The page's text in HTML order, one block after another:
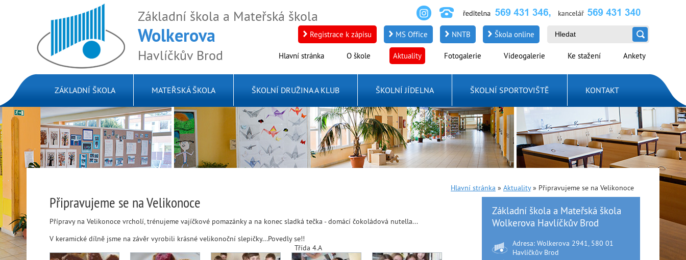
Základní škola a Mateřská škola
Wolkerova
Havlíčkův Brod
Registrace k zápisu MS Office NNTB Škola online
Hlavní stránka O škole Aktuality Fotogalerie Videogalerie Ke stažení Ankety
ZÁKLADNÍ ŠKOLA MATEŘSKÁ ŠKOLA ŠKOLNÍ DRUŽINA A KLUB ŠKOLNÍ JÍDELNA ŠKOLNÍ SPORTOVIŠTĚ KONTAKT
Hlavní stránka » Aktuality» Připravujeme se na Velikonoce
Připravujeme se na Velikonoce
Přípravy na Velikonoce vrcholí, trénujeme vajíčkové pomazánky a na konec sladká tečka - domácí čokoládová nutella...
V keramické dílně jsme na závěr vyrobili krásné velikonoční slepičky...Povedly se!!
Třída 4.A
Základní škola a Mateřská škola
Wolkerova Havlíčkův Brod
Adresa: Wolkerova 2941, 580 01
Havlíčkův Brod